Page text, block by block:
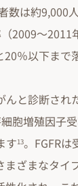
数は約9,000
2009～2011
20％以下まで
んと診断され
胞増殖因子
す13。FGFRは
まざまなタイ